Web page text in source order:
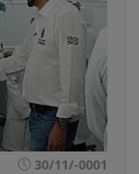
30/11/-0001